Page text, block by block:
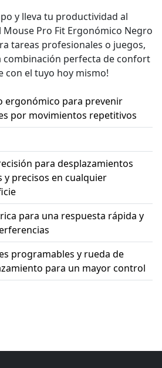
y lleva tu productividad al
Pro Fit Ergonómico Negro
tareas profesionales o juegos,
combinación perfecta de confort
con el tuyo hoy mismo!
ergonómico para prevenir
por movimientos repetitivos
para desplazamientos
y precisos en cualquier
para una respuesta rápida y
programables y rueda de
para un mayor control